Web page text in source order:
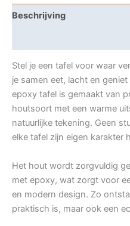
Beschrijving
Stel je een tafel voor waar
je samen eet, lacht en
epoxy tafel is gemaakt van
houtsoort met een warme
natuurlijke tekening. Geen
elke tafel zijn eigen karakter
Het hout wordt zorgvuldig
met epoxy, wat zorgt voor
en modern design. Zo
praktisch is, maar ook een